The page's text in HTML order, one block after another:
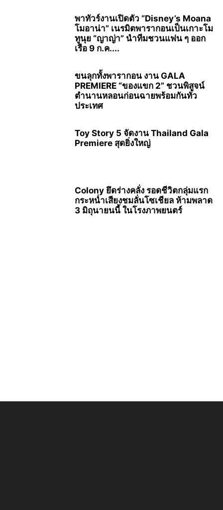
พาทัวร์งานเปิดตัว “Disney’s Moana
โมอาน่า” เนรมิตพารากอนเป็นเกาะโม
ทูนุย “ญาญ่า” นำทีมชวนแฟน ๆ ออก
เรือ 9 ก.ค....
ขนลุกทั้งพารากอน งาน GALA
PREMIERE “ของแขก 2” ชวนพิสูจน์
ตำนานหลอนก่อนฉายพร้อมกันทั่ว
ประเทศ
Toy Story 5 จัดงาน Thailand Gala
Premiere สุดยิ่งใหญ่
Colony ยึดร่างคลั่ง รอดชีวิตกลุ่มแรก
กระหน่ำเสียงชมลั่นโซเชียล ห้ามพลาด
3 มิถุนายนนี้ ในโรงภาพยนตร์